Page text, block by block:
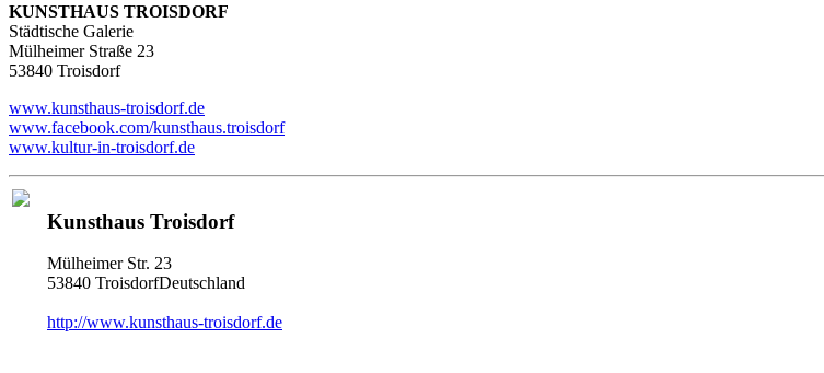
KUNSTHAUS TROISDORF
Städtische Galerie
Mülheimer Straße 23
53840 Troisdorf
www.kunsthaus-troisdorf.de
www.facebook.com/kunsthaus.troisdorf
www.kultur-in-troisdorf.de
Kunsthaus Troisdorf
Mülheimer Str. 23
53840 TroisdorfDeutschland
http://www.kunsthaus-troisdorf.de